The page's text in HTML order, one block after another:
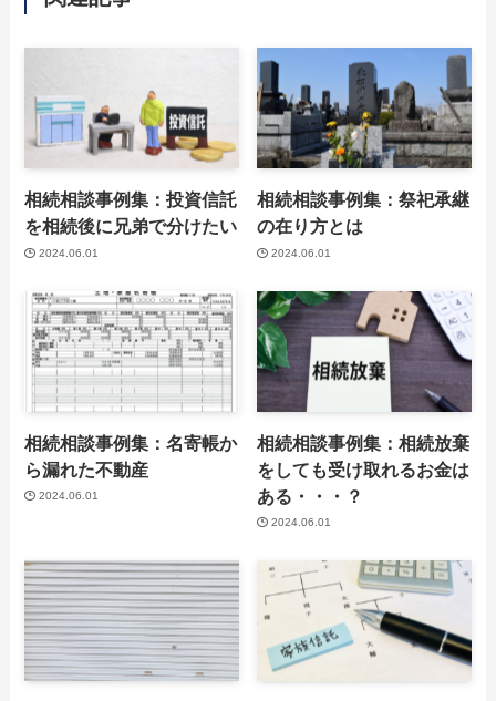
相続相談事例集：投資信託
を相続後に兄弟で分けたい
2024.06.01
相続相談事例集：祭祀承継
の在り方とは
2024.06.01
相続相談事例集：名寄帳か
ら漏れた不動産
2024.06.01
相続相談事例集：相続放棄
をしても受け取れるお金は
ある・・・？
2024.06.01